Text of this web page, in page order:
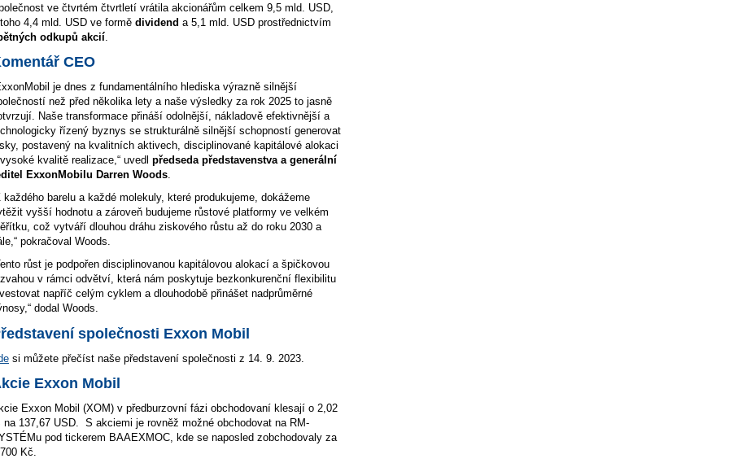
ve čtvrtém čtvrtletí vrátila akcionářům celkem 9,5 mld. USD,
4,4 mld. USD ve formě dividend a 5,1 mld. USD prostřednictvím
odkupů akcií
CEO
je dnes z fundamentálního hlediska výrazně silnější
než před několika lety a naše výsledky za rok 2025 to jasně
Naše transformace přináší odolnější, nákladově efektivnější a
řízený byznys se strukturálně silnější schopností generovat
postavený na kvalitních aktivech, disciplinované kapitálové alokaci
kvalitě realizace,“ uvedl předseda představenstva a generální
ExxonMobilu Darren Woods.
každého barelu a každé molekuly, které produkujeme, dokážeme
vyšší hodnotu a zároveň budujeme růstové platformy ve velkém
což vytváří dlouhou dráhu ziskového růstu až do roku 2030 a
pokračoval Woods.
růst je podpořen disciplinovanou kapitálovou alokací a špičkovou
v rámci odvětví, která nám poskytuje bezkonkurenční flexibilitu
napříč celým cyklem a dlouhodobě přinášet nadprůměrné
dodal Woods.
společnosti Exxon Mobil
si můžete přečíst naše představení společnosti z 14. 9. 2023.
Exxon Mobil
Exxon Mobil (XOM) v předburzovní fázi obchodovaní klesají o 2,02
na 137,67 USD. S akciemi je rovněž možné obchodovat na RM-
pod tickerem BAAEXMOC, kde se naposled zobchodovaly za
Kč.